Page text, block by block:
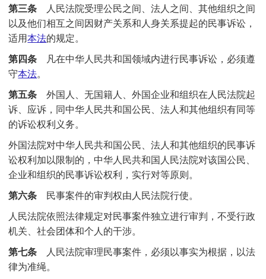
第三条 人民法院受理公民之间、法人之间、其他组织之间
以及他们相互之间因财产关系和人身关系提起的民事诉讼，
适用本法的规定。
第四条 凡在中华人民共和国领域内进行民事诉讼，必须遵
守本法。
第五条外国人、无国籍人、外国企业和组织在人民法院起
诉、应诉，同中华人民共和国公民、法人和其他组织有同等
的诉讼权利义务。
外国法院对中华人民共和国公民、法人和其他组织的民事诉
讼权利加以限制的，中华人民共和国人民法院对该国公民、
企业和组织的民事诉讼权利，实行对等原则。
第六条 民事案件的审判权由人民法院行使。
人民法院依照法律规定对民事案件独立进行审判，不受行政
机关、社会团体和个人的干涉。
第七条 人民法院审理民事案件，必须以事实为根据，以法
律为准绳。